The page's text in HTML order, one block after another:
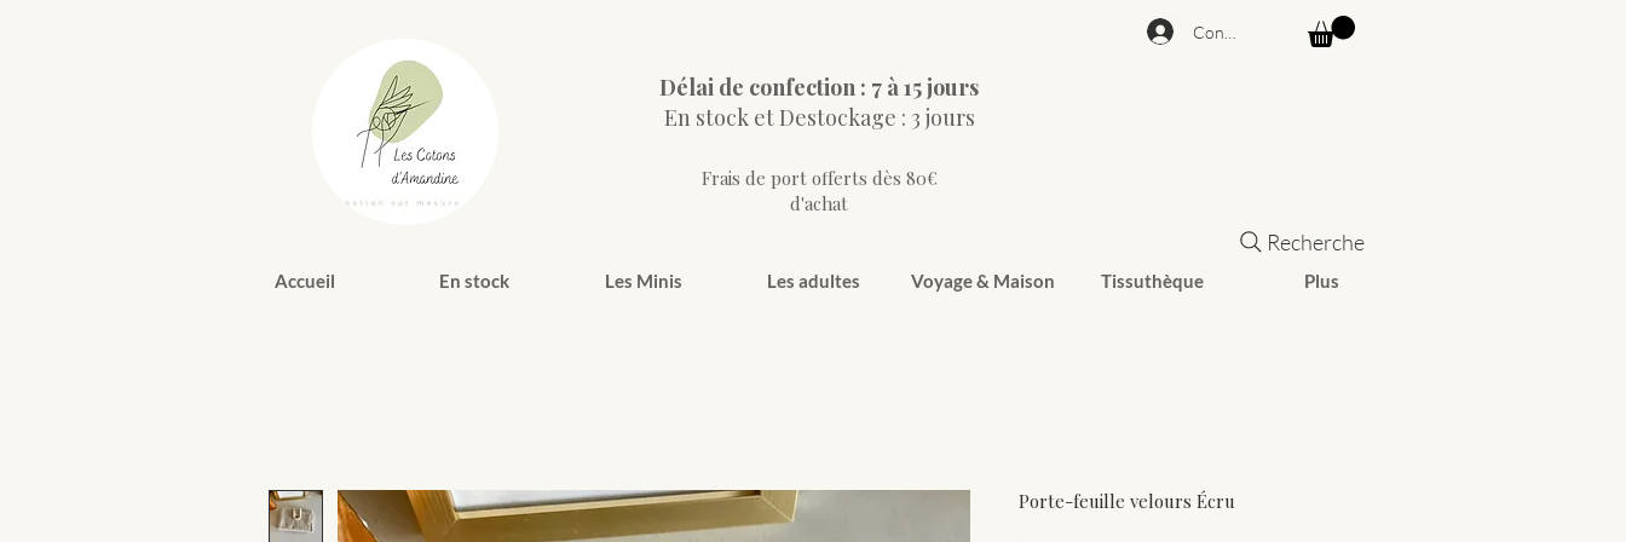
Délai de confection : 7 à 15 jours
En stock et Destockage : 3 jours
Frais de port offerts dès 80€
d'achat
Connexion
Recherche
Accueil En stock Les Minis Les adultes Voyage & Maison Tissuthèque Plus
Porte-feuille velours Écru